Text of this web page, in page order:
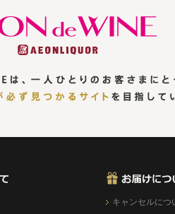
キャンセルにつ